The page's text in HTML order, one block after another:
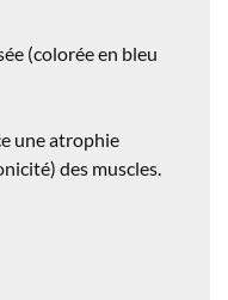
(colorée en bleu
une atrophie
des muscles.